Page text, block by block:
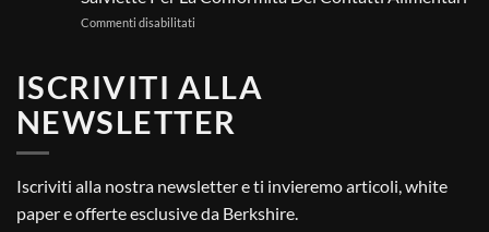
Camera
Commenti disabilitati
La
Conformità
Dei
Contatti
ISCRIVITI ALLA
NEWSLETTER
Iscriviti alla nostra newsletter e ti invieremo articoli, white
paper e offerte esclusive da Berkshire.